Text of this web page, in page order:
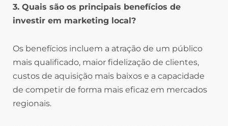
3. Quais são os principais benefícios de
investir em marketing local?
Os benefícios incluem a atração de um público
mais qualificado, maior fidelização de clientes,
custos de aquisição mais baixos e a capacidade
de competir de forma mais eficaz em mercados
regionais.